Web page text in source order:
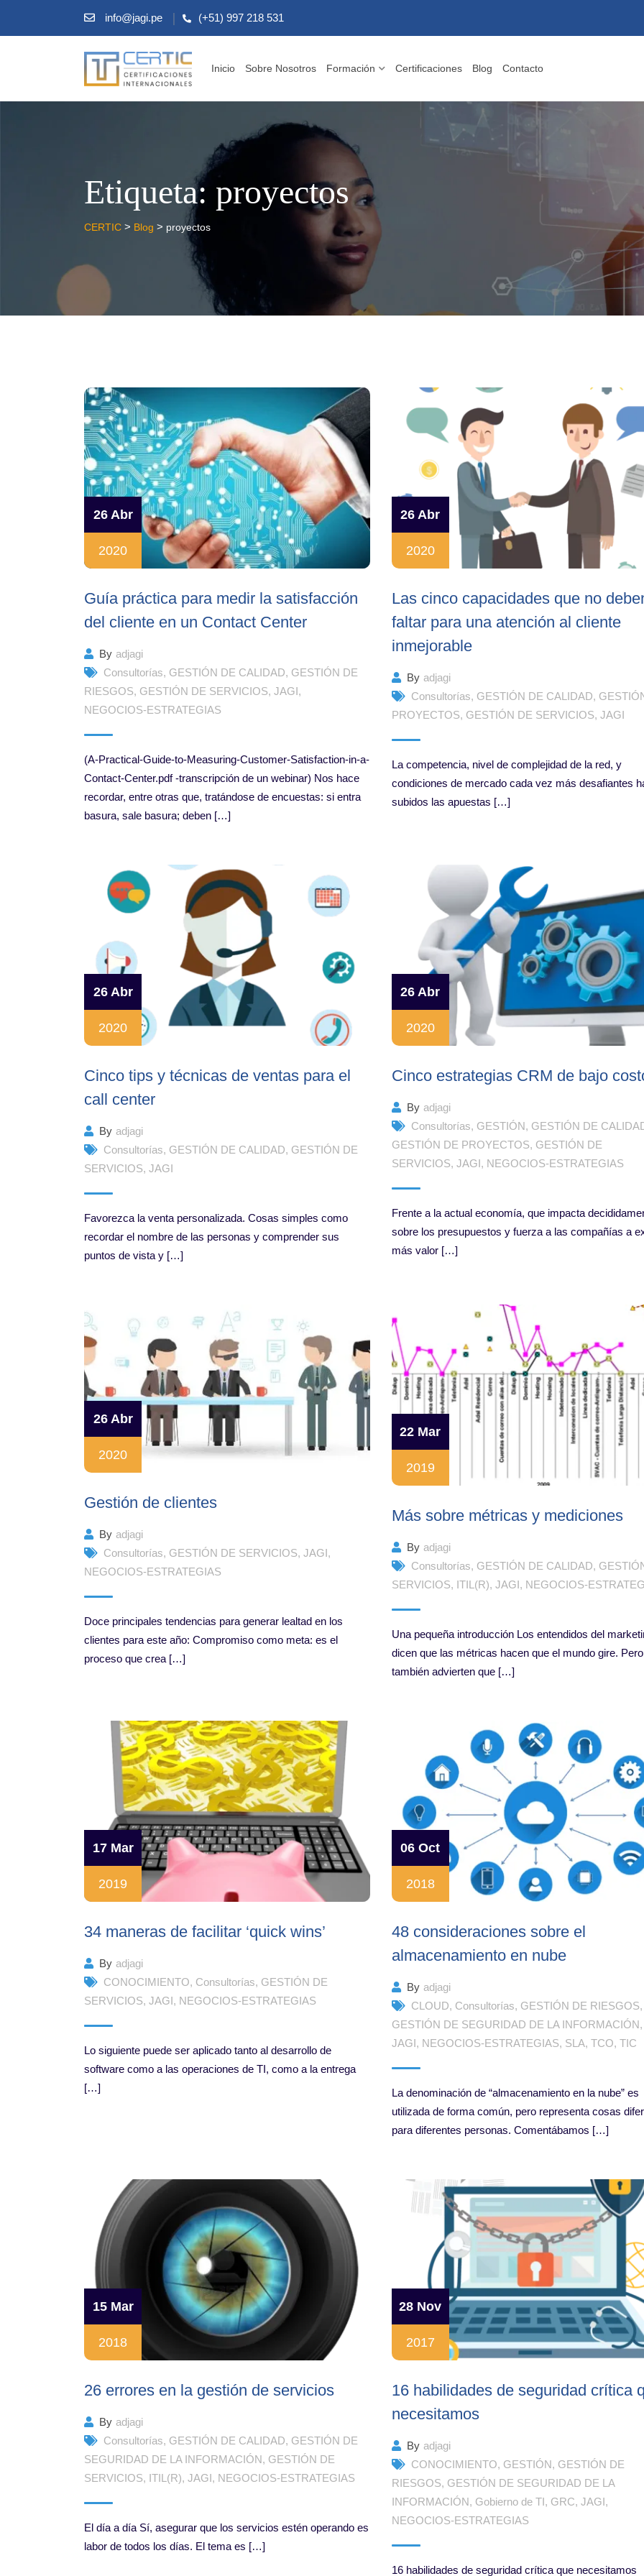
info@jagi.pe (+51) 997 218 531
Inicio Sobre Nosotros Formación Certificaciones Blog Contacto
Etiqueta: proyectos
CERTIC > Blog > proyectos
26 Abr
2020
Guía práctica para medir la satisfacción
del cliente en un Contact Center
By adjagi
Consultorías, GESTIÓN DE CALIDAD, GESTIÓN DE
RIESGOS, GESTIÓN DE SERVICIOS, JAGI,
NEGOCIOS-ESTRATEGIAS
(A-Practical-Guide-to-Measuring-Customer-Satisfaction-in-a-
Contact-Center.pdf -transcripción de un webinar) Nos hace
recordar, entre otras que, tratándose de encuestas: si entra
basura, sale basura; deben […]
26 Abr
2020
Las cinco capacidades que no
faltar para una atención al cliente
inmejorable
By adjagi
Consultorías, GESTIÓN DE CALIDAD,
PROYECTOS, GESTIÓN DE SERVICIOS, JAGI
La competencia, nivel de complejidad de la red, y
condiciones de mercado cada vez más desafiantes
subidos las apuestas […]
26 Abr
2020
Cinco tips y técnicas de ventas para el
call center
By adjagi
Consultorías, GESTIÓN DE CALIDAD, GESTIÓN DE
SERVICIOS, JAGI
Favorezca la venta personalizada. Cosas simples como
recordar el nombre de las personas y comprender sus
puntos de vista y […]
26 Abr
2020
Cinco estrategias CRM de bajo
By adjagi
Consultorías, GESTIÓN, GESTIÓN DE
GESTIÓN DE PROYECTOS, GESTIÓN DE
SERVICIOS, JAGI, NEGOCIOS-ESTRATEGIAS
Frente a la actual economía, que impacta
sobre los presupuestos y fuerza a las compañías a
más valor […]
26 Abr
2020
Gestión de clientes
By adjagi
Consultorías, GESTIÓN DE SERVICIOS, JAGI,
NEGOCIOS-ESTRATEGIAS
Doce principales tendencias para generar lealtad en los
clientes para este año: Compromiso como meta: es el
proceso que crea […]
22 Mar
2019
Más sobre métricas y mediciones
By adjagi
Consultorías, GESTIÓN DE CALIDAD,
SERVICIOS, ITIL(R), JAGI, NEGOCIOS-
Una pequeña introducción Los entendidos del
dicen que las métricas hacen que el mundo gire. Pero
también advierten que […]
17 Mar
2019
34 maneras de facilitar ‘quick wins’
By adjagi
CONOCIMIENTO, Consultorías, GESTIÓN DE
SERVICIOS, JAGI, NEGOCIOS-ESTRATEGIAS
Lo siguiente puede ser aplicado tanto al desarrollo de
software como a las operaciones de TI, como a la entrega
[…]
06 Oct
2018
48 consideraciones sobre el
almacenamiento en nube
By adjagi
CLOUD, Consultorías, GESTIÓN DE RIESGOS,
GESTIÓN DE SEGURIDAD DE LA INFORMACIÓN,
JAGI, NEGOCIOS-ESTRATEGIAS, SLA, TCO, TIC
La denominación de “almacenamiento en la nube” es
utilizada de forma común, pero representa cosas
para diferentes personas. Comentábamos […]
15 Mar
2018
26 errores en la gestión de servicios
By adjagi
Consultorías, GESTIÓN DE CALIDAD, GESTIÓN DE
SEGURIDAD DE LA INFORMACIÓN, GESTIÓN DE
SERVICIOS, ITIL(R), JAGI, NEGOCIOS-ESTRATEGIAS
El día a día Sí, asegurar que los servicios estén operando es
labor de todos los días. El tema es […]
28 Nov
2017
16 habilidades de seguridad crítica
necesitamos
By adjagi
CONOCIMIENTO, GESTIÓN, GESTIÓN DE
RIESGOS, GESTIÓN DE SEGURIDAD DE LA
INFORMACIÓN, Gobierno de TI, GRC, JAGI,
NEGOCIOS-ESTRATEGIAS
16 habilidades de seguridad crítica que necesitamos